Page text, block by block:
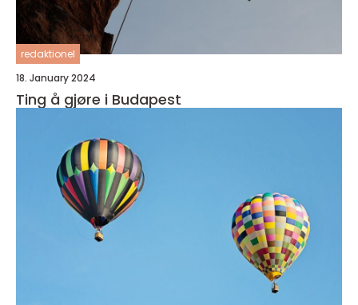
redaktionel
18. January 2024
Ting å gjøre i Budapest